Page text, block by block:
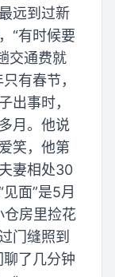
远到过新
“有时候要
交通费就
有春节，
出事时，
月。他说
笑，他第
妻相处30
面”是5月
仓房里捡花
门缝照到
了几分钟